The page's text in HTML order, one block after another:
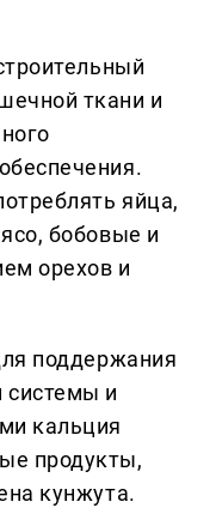
ткани и
яйца,
бобовые и
орехов и
поддержания
системы и
кальция
продукты,
кунжута.